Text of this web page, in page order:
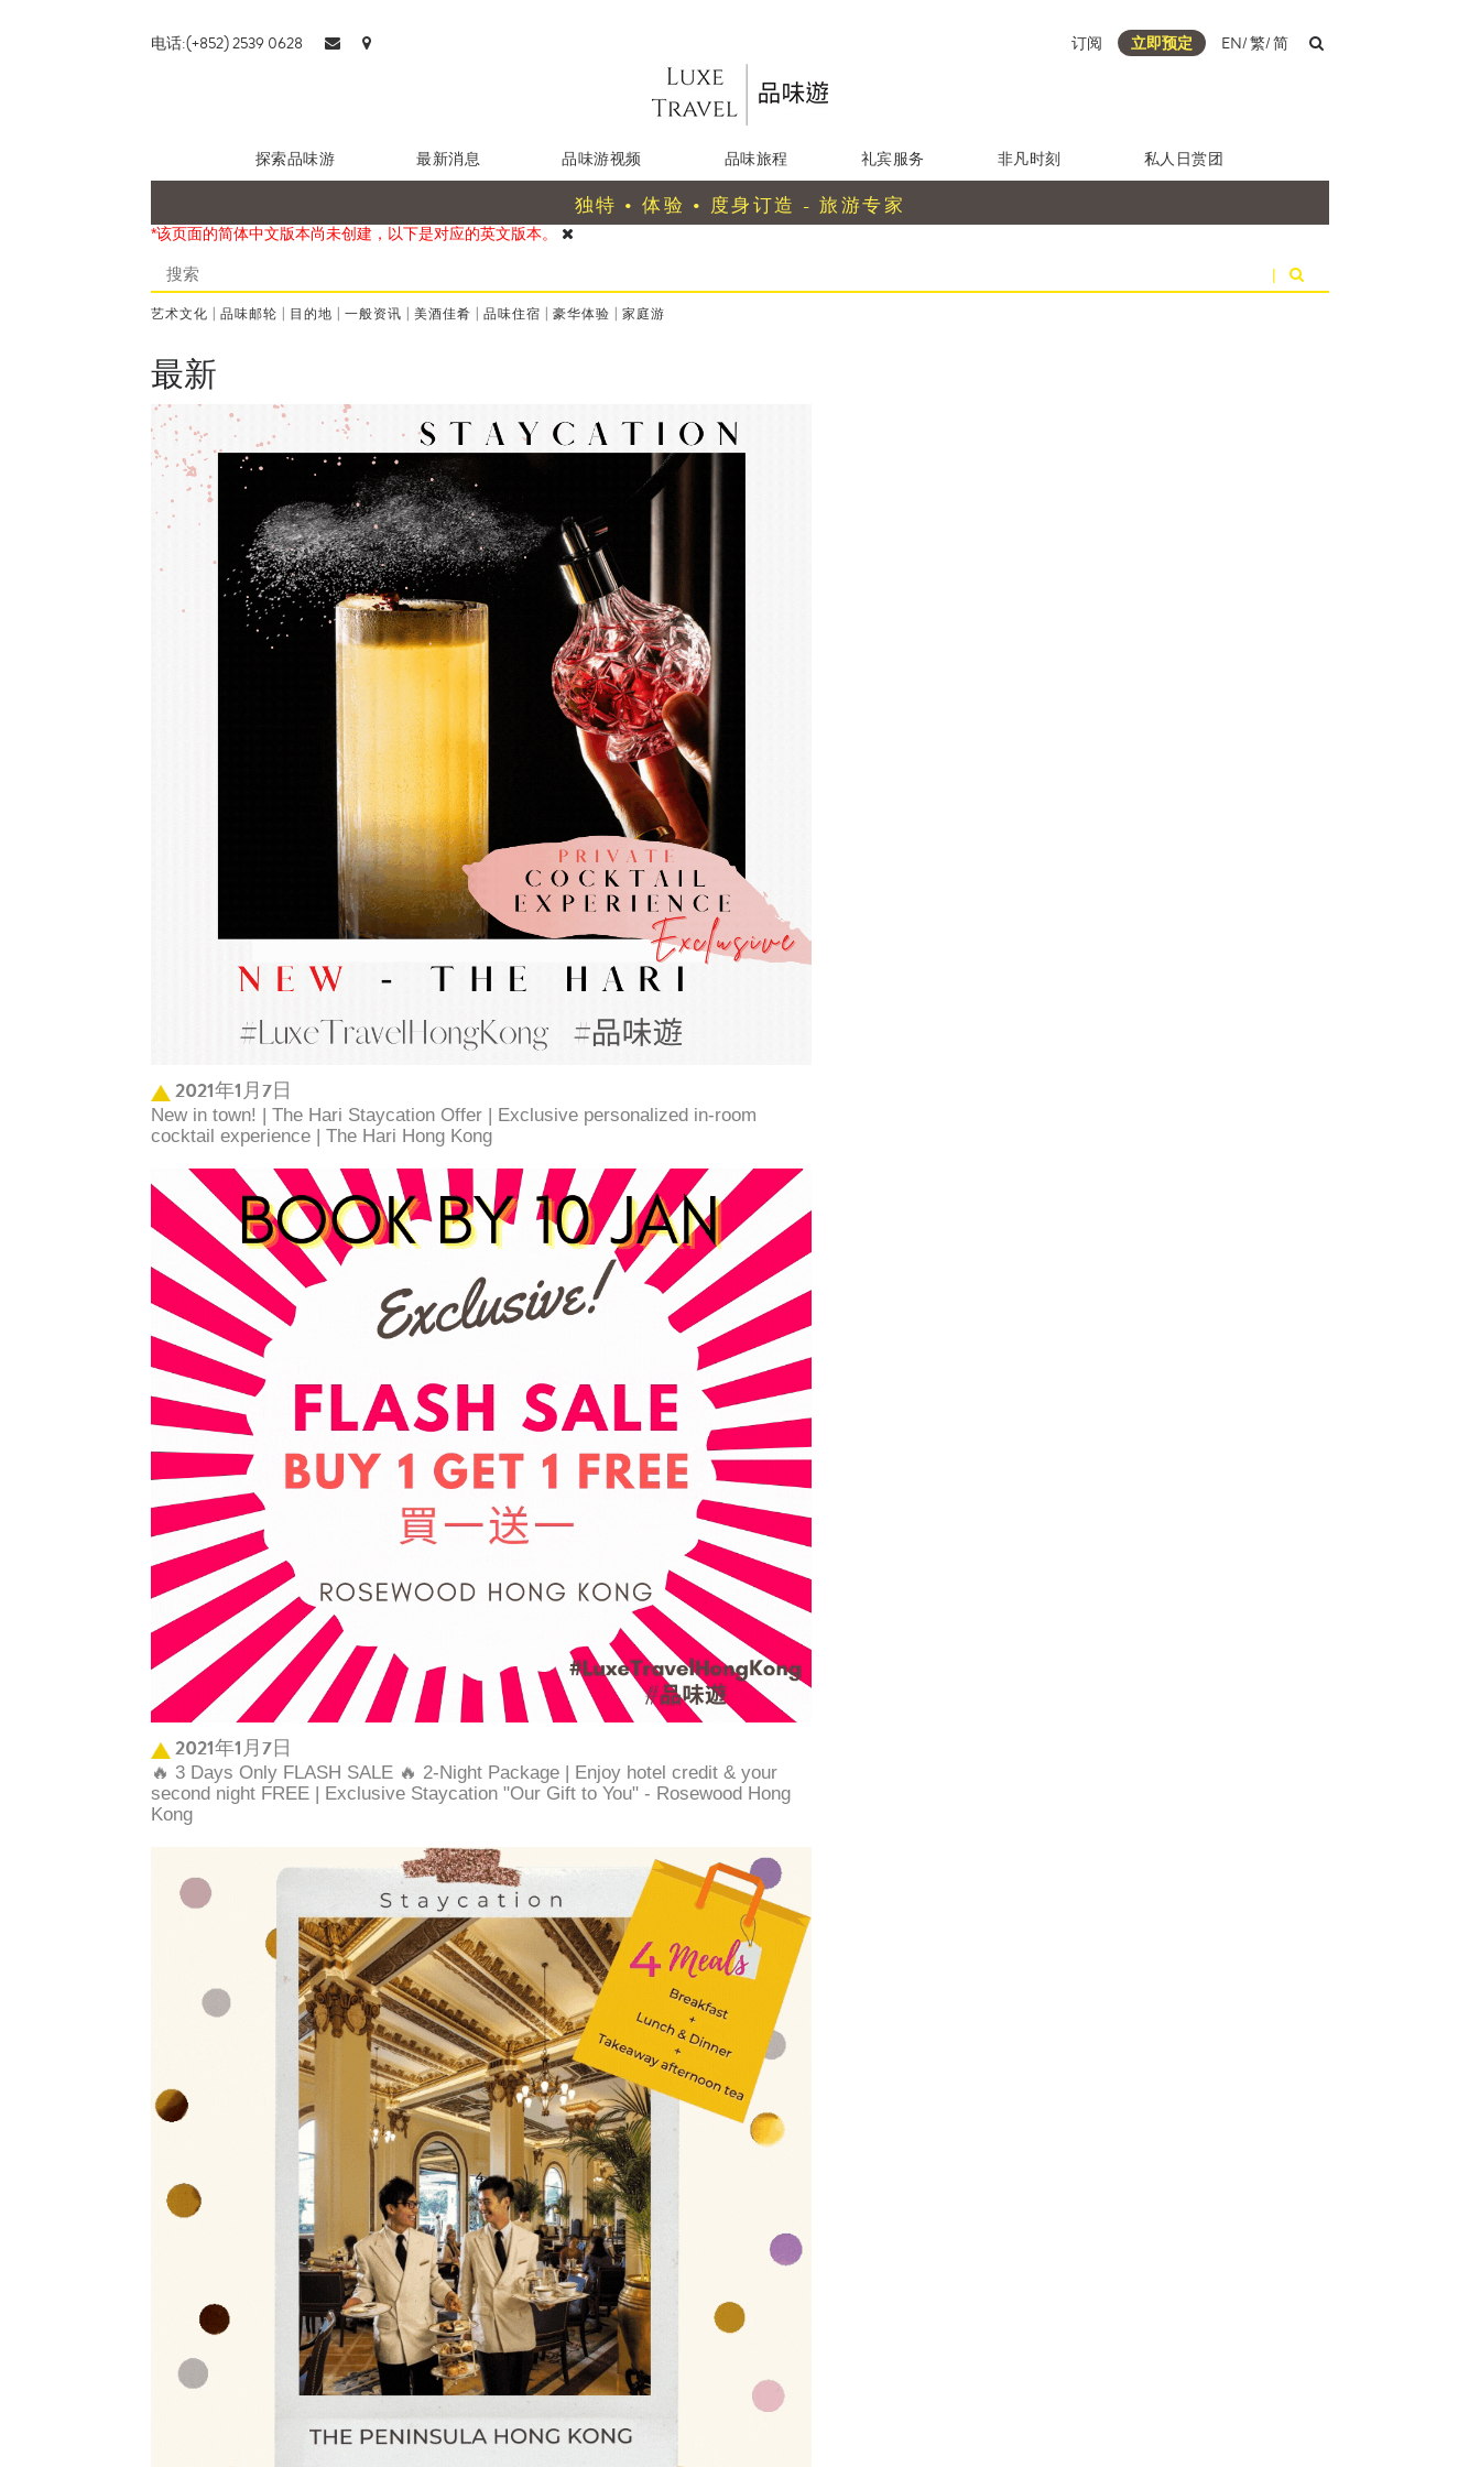
电话:(+852) 2539 0628 订阅 立即预定 EN/繁/简
探索品味游 最新消息 品味游视频 品味旅程 礼宾服务 非凡时刻 私人日赏团
独特 • 体验 • 度身订造 - 旅游专家
*该页面的简体中文版本尚未创建，以下是对应的英文版本。
|
艺术文化 | 品味邮轮 | 目的地 | 一般资讯 | 美酒佳肴 | 品味住宿 | 豪华体验 | 家庭游
最新
2021年1月7日
New in town! | The Hari Staycation Offer | Exclusive personalized in-room
cocktail experience | The Hari Hong Kong
2021年1月7日
🔥 3 Days Only FLASH SALE 🔥 2-Night Package | Enjoy hotel credit & your
second night FREE | Exclusive Staycation "Our Gift to You" - Rosewood Hong
Kong